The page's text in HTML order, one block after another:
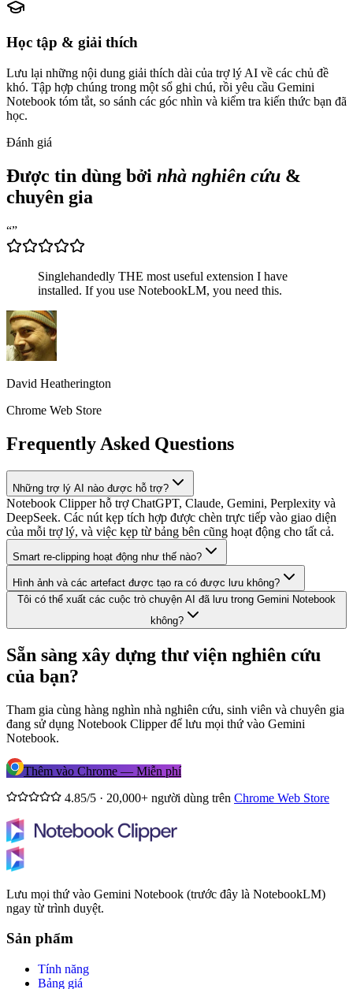
Học tập & giải thích
Lưu lại những nội dung giải thích dài của trợ lý AI về các chủ đề
khó. Tập hợp chúng trong một sổ ghi chú, rồi yêu cầu Gemini
Notebook tóm tắt, so sánh các góc nhìn và kiểm tra kiến thức bạn đã
học.
Đánh giá
Được tin dùng bởi nhà nghiên cứu &
chuyên gia
“”
Singlehandedly THE most useful extension I have
installed. If you use NotebookLM, you need this.
David Heatherington
Chrome Web Store
Frequently Asked Questions
Những trợ lý AI nào được hỗ trợ?
Notebook Clipper hỗ trợ ChatGPT, Claude, Gemini, Perplexity và
DeepSeek. Các nút kẹp tích hợp được chèn trực tiếp vào giao diện
của mỗi trợ lý, và việc kẹp từ bảng bên cũng hoạt động cho tất cả.
Smart re-clipping hoạt động như thế nào?
Hình ảnh và các artefact được tạo ra có được lưu không?
Tôi có thể xuất các cuộc trò chuyện AI đã lưu trong Gemini Notebook
không?
Sẵn sàng xây dựng thư viện nghiên cứu
của bạn?
Tham gia cùng hàng nghìn nhà nghiên cứu, sinh viên và chuyên gia
đang sử dụng Notebook Clipper để lưu mọi thứ vào Gemini
Notebook.
Thêm vào Chrome — Miễn phí
4.85/5 · 20,000+ người dùng trên Chrome Web Store
Lưu mọi thứ vào Gemini Notebook (trước đây là NotebookLM)
ngay từ trình duyệt.
Sản phẩm
Tính năng
Bảng giá